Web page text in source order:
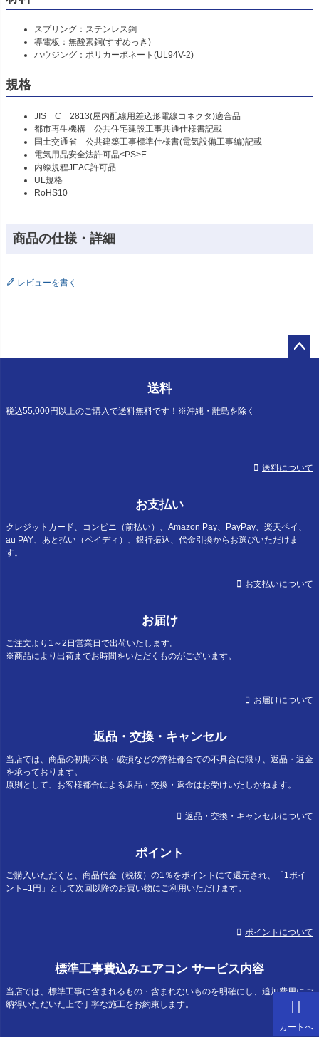
カートへ
スプリング：ステンレス鋼
導電板：無酸素銅(すずめっき)
ハウジング：ポリカーボネート(UL94V-2)
規格
JIS C 2813(屋内配線用差込形電線コネクタ)適合品
都市再生機構 公共住宅建設工事共通仕様書記載
国土交通省 公共建築工事標準仕様書(電気設備工事編)記載
電気用品安全法許可品<PS>E
内線規程JEAC許可品
UL規格
RoHS10
商品の仕様・詳細
レビューを書く
送料
税込55,000円以上のご購入で送料無料です！※沖縄・離島を除く
送料について
お支払い
クレジットカード、コンビニ（前払い）、Amazon Pay、PayPay、楽天ペイ、
au PAY、あと払い（ペイディ）、銀行振込、代金引換からお選びいただけま
す。
お支払いについて
お届け
ご注文より1～2日営業日で出荷いたします。
※商品により出荷までお時間をいただくものがございます。
お届けについて
返品・交換・キャンセル
当店では、商品の初期不良・破損などの弊社都合での不具合に限り、返品・返金
を承っております。
原則として、お客様都合による返品・交換・返金はお受けいたしかねます。
返品・交換・キャンセルについて
ポイント
ご購入いただくと、商品代金（税抜）の1％をポイントにて還元され、「1ポイ
ント=1円」として次回以降のお買い物にご利用いただけます。
ポイントについて
標準工事費込みエアコン サービス内容
当店では、標準工事に含まれるもの・含まれないものを明確にし、追加費用にご
納得いただいた上で丁寧な施工をお約束します。